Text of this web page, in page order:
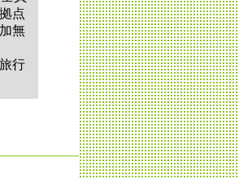
点
無
行